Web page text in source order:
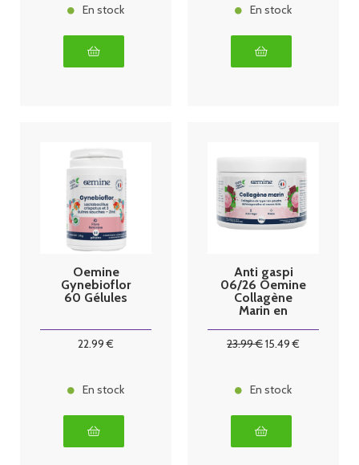
En stock En stock
Oemine
Gynebioflor
60 Gélules
22.99 €
En stock
Anti gaspi
06/26 Oemine
Collagène
Marin en
23.99€15.49 €
En stock